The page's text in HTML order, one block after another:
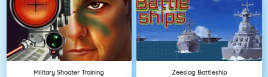
Military Shooter Training Zeeslag Battleship